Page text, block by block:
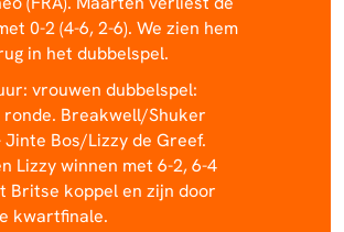
0-2 (4-6, 2-6). We zien hem
in het dubbelspel.
vrouwen dubbelspel:
Breakwell/Shuker
Jinte Bos/Lizzy de Greef.
Lizzy winnen met 6-2, 6-4
Britse koppel en zijn door
kwartfinale.